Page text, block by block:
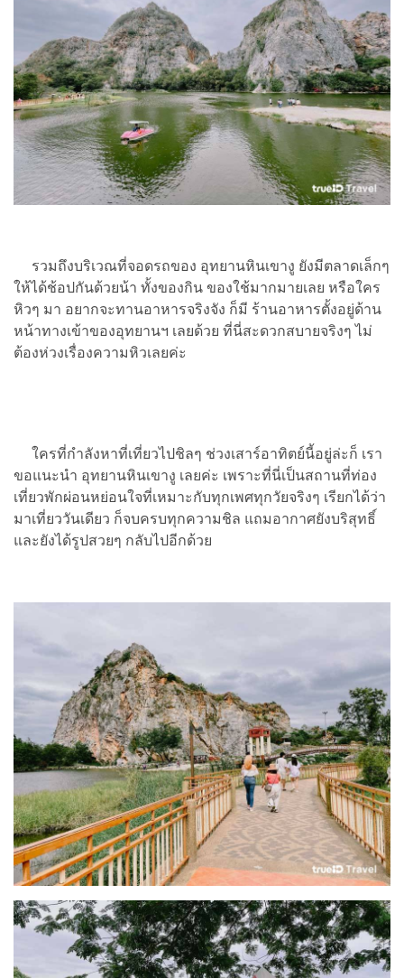
รวมถึงบริเวณที่จอดรถของ อุทยานหินเขางู ยังมีตลาดเล็กๆ
ให้ได้ช้อปกันด้วยน้า ทั้งของกิน ของใช้มากมายเลย หรือใคร
หิวๆ มา อยากจะทานอาหารจริงจัง ก็มี ร้านอาหารตั้งอยู่ด้าน
หน้าทางเข้าของอุทยานฯ เลยด้วย ที่นี่สะดวกสบายจริงๆ ไม่
ต้องห่วงเรื่องความหิวเลยค่ะ
ใครที่กำลังหาที่เที่ยวไปชิลๆ ช่วงเสาร์อาทิตย์นี้อยู่ล่ะก็ เรา
ขอแนะนำ อุทยานหินเขางู เลยค่ะ เพราะที่นี่เป็นสถานที่ท่อง
เที่ยวพักผ่อนหย่อนใจที่เหมาะกับทุกเพศทุกวัยจริงๆ เรียกได้ว่า
มาเที่ยววันเดียว ก็จบครบทุกความชิล แถมอากาศยังบริสุทธิ์
และยังได้รูปสวยๆ กลับไปอีกด้วย